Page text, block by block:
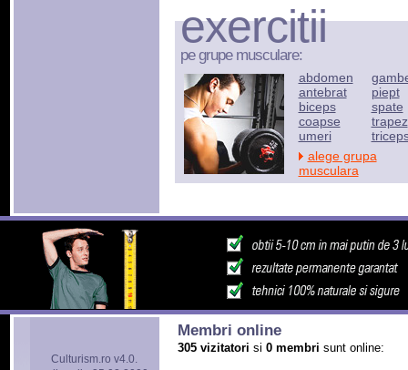
exercitii
pe grupe musculare:
abdomen
antebrat
biceps
coapse
umeri
piept
spate
trapez
alege grupa
musculara
Culturism.ro v4.0.
Membri online
305 vizitatori si 0 membri sunt online: